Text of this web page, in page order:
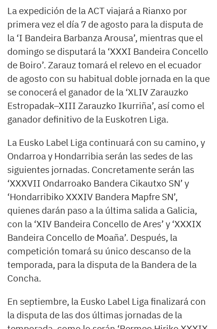
La expedición de la ACT viajará a Rianxo por
primera vez el día 7 de agosto para la disputa de
la ‘I Bandeira Barbanza Arousa’, mientras que el
domingo se disputará la ‘XXXI Bandeira Concello
de Boiro’. Zarauz tomará el relevo en el ecuador
de agosto con su habitual doble jornada en la que
se conocerá el ganador de la ‘XLIV Zarauzko
Estropadak–XIII Zarauzko Ikurriña’, así como el
ganador definitivo de la Euskotren Liga.
La Eusko Label Liga continuará con su camino, y
Ondarroa y Hondarribia serán las sedes de las
siguientes jornadas. Concretamente serán las
‘XXXVII Ondarroako Bandera Cikautxo SN’ y
‘Hondarribiko XXXIV Bandera Mapfre SN’,
quienes darán paso a la última salida a Galicia,
con la ‘XIV Bandeira Concello de Ares’ y ‘XXXIX
Bandeira Concello de Moaña’. Después, la
competición tomará su único descanso de la
temporada, para la disputa de la Bandera de la
Concha.
En septiembre, la Eusko Label Liga finalizará con
la disputa de las dos últimas jornadas de la